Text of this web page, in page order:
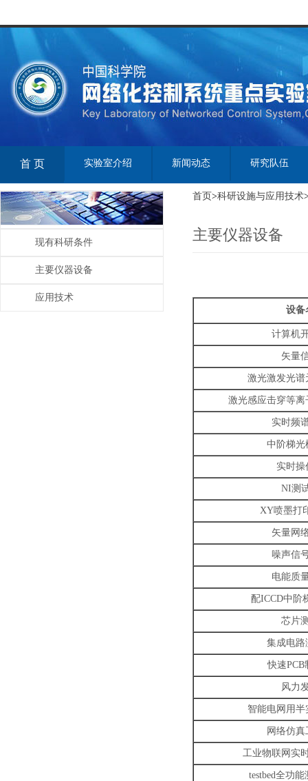
首 页 实验室介绍 新闻动态 研究队伍
现有科研条件
主要仪器设备
应用技术
首页>科研设施与应用技术
主要仪器设备
设备
计算机
矢量
激光激发光
激光感应击穿等
实时频
中阶梯光
实时操
NI测
XY喷墨打
矢量网
噪声信
电能质
配ICCD中阶
芯片
集成电路
快速PCB
风力
智能电网用
网络仿
工业物联网实
testbed全功能